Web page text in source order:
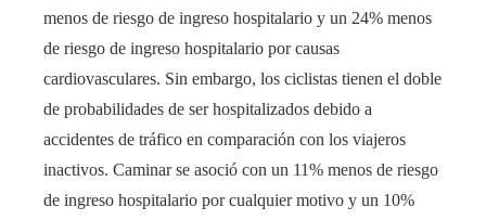
menos de riesgo de ingreso hospitalario y un 24% menos
de riesgo de ingreso hospitalario por causas
cardiovasculares. Sin embargo, los ciclistas tienen el doble
de probabilidades de ser hospitalizados debido a
accidentes de tráfico en comparación con los viajeros
inactivos. Caminar se asoció con un 11% menos de riesgo
de ingreso hospitalario por cualquier motivo y un 10%